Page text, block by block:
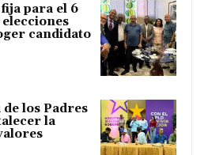
para el 6
candidato
los Padres
la